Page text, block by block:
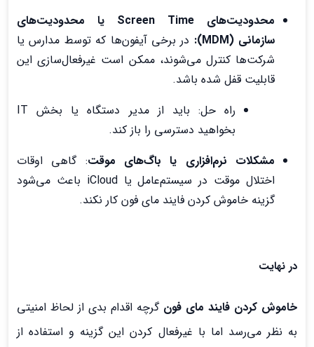
محدودیت‌های Screen Time یا محدودیت‌های
سازمانی (MDM):
در برخی آیفون‌ها که توسط مدارس یا
شرکت‌ها کنترل می‌شوند، ممکن است غیرفعال‌سازی این
قابلیت قفل شده باشد.
راه حل: باید از مدیر دستگاه یا بخش IT
بخواهید دسترسی را باز کند.
مشکلات نرم‌افزاری یا باگ‌های موقت: گاهی اوقات
اختلال موقت در سیستم‌عامل یا iCloud باعث می‌شود
گزینه خاموش کردن فایند مای فون کار نکند.
در نهایت
خاموش کردن فایند مای فون گرچه اقدام بدی از لحاظ امنیتی
به نظر می‌رسد اما با غیرفعال کردن این گزینه و استفاده از